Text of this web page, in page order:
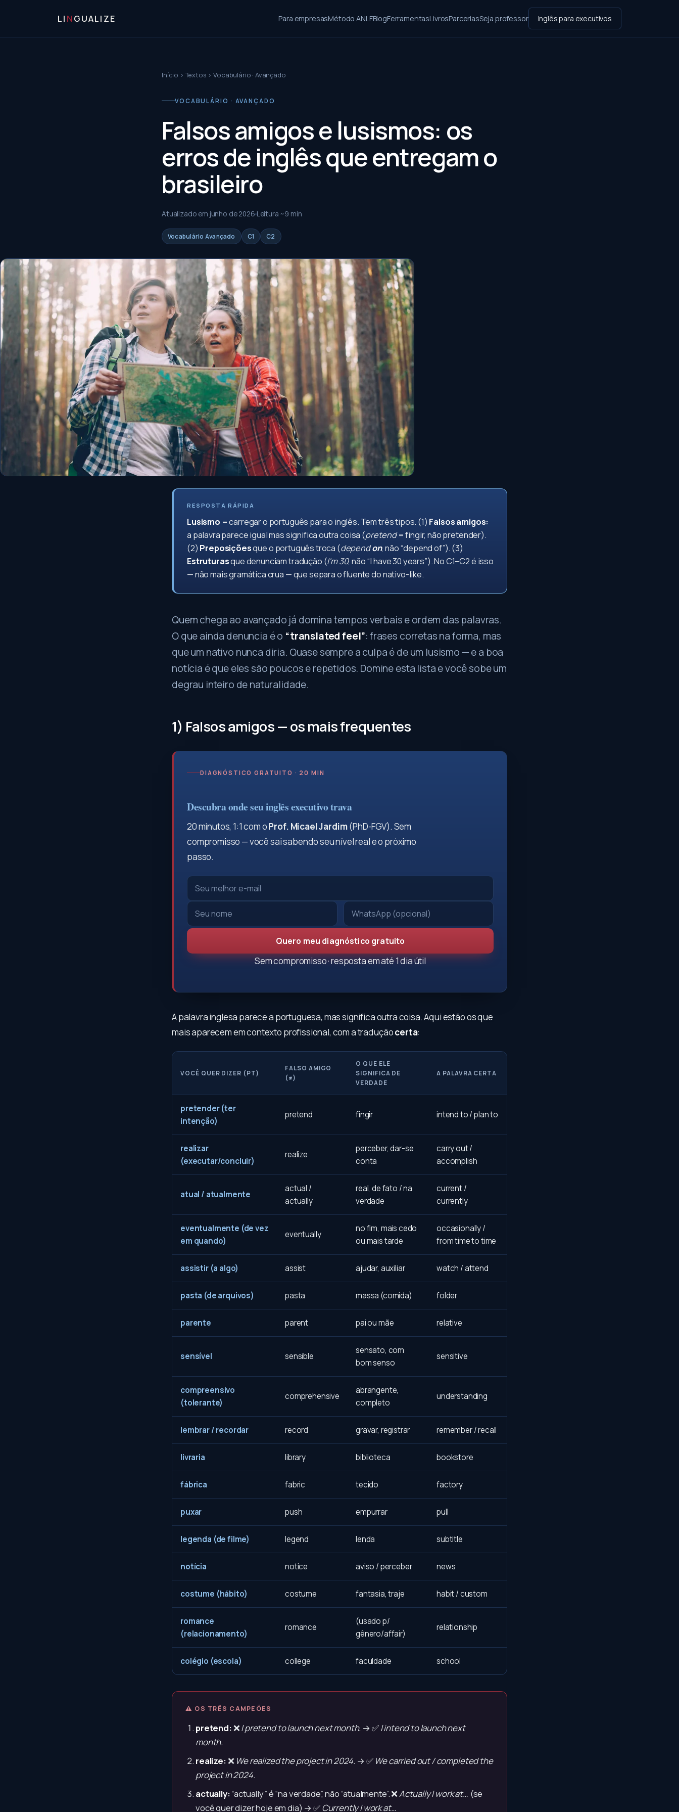
LI NGUALIZE Para empresasMétodo ANLFBlogFerramentasLivrosParceriasSeja professor Inglês para executivos
Início ›Textos ›Vocabulário · Avançado
VOCABULÁRIO · AVANÇADO
Falsos amigos e lusismos: os
erros de inglês que entregam o
brasileiro
Atualizado em junho de 2026Leitura ~9 min
Vocabulário Avançado C1 C2
RESPOSTA RÁPIDA
Lusismo = carregar o português para o inglês. Tem três tipos. (1) Falsos amigos:
a palavra parece igual mas significa outra coisa (pretend= fingir, não pretender).
(2) Preposiçõesque o português troca (dependon, não “depend of”). (3)
Estruturasque denunciam tradução (I'm 30, não “I have 30 years”). No C1–C2 é isso
— não mais gramática crua — que separa o fluente do nativo-like.
Quem chega ao avançado já domina tempos verbais e ordem das palavras.
O que ainda denuncia é o “translated feel”: frases corretas na forma, mas
que um nativo nunca diria. Quase sempre a culpa é de um lusismo — e a boa
notícia é que eles são poucos e repetidos. Domine esta lista e você sobe um
degrau inteiro de naturalidade.
1) Falsos amigos — os mais frequentes
DIAGNÓSTICO GRATUITO · 20 MIN
Descubra onde seu inglês executivo trava
20 minutos, 1:1 com oProf. Micael Jardim(PhD-FGV). Sem
compromisso — você sai sabendo seu nível real e o próximo
passo.
Quero meu diagnóstico gratuito
Sem compromisso · resposta em até 1 dia útil
A palavra inglesa parece a portuguesa, mas significa outra coisa. Aqui estão os que
mais aparecem em contexto profissional, com a traduçãocerta:
VOCÊ QUER DIZER (PT)
FALSO AMIGO
(≠)
O QUE ELE
SIGNIFICA DE
VERDADE
A PALAVRA CERTA
pretender (ter
intenção)
pretend fingir intend to / plan to
realizar
(executar/concluir)
realize
perceber, dar-se
conta
carry out /
accomplish
atual / atualmente
actual /
actually
real, de fato / na
verdade
current /
currently
eventualmente (de vez
em quando)
eventually
no fim, mais cedo
ou mais tarde
occasionally /
from time to time
assistir (a algo) assist ajudar, auxiliar watch / attend
pasta (de arquivos) pasta massa (comida) folder
parente parent pai ou mãe relative
sensível sensible
sensato, com
bom senso
sensitive
compreensivo
(tolerante)
comprehensive
abrangente,
completo
understanding
lembrar / recordar record gravar, registrar remember / recall
livraria library biblioteca bookstore
fábrica fabric tecido factory
puxar push empurrar pull
legenda (de filme) legend lenda subtitle
notícia notice aviso / perceber news
costume (hábito) costume fantasia, traje habit / custom
romance
(relacionamento)
romance
(usado p/
gênero/affair)
relationship
colégio (escola) college faculdade school
⚠ OS TRÊS CAMPEÕES
pretend:❌I pretend to launch next month. → ✅I intend to launch next
month.
realize:❌ We realized the project in 2024. → ✅ We carried out / completed the
project in 2024.
actually:“actually” é “na verdade”, não “atualmente”. ❌Actually I work at… (se
você quer dizer hoje em dia) → ✅Currently I work at…